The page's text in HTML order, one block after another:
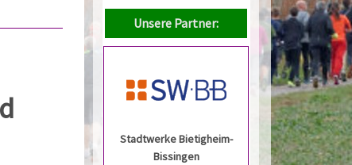
Unsere Partner:
Stadtwerke Bietigheim-
Bissingen